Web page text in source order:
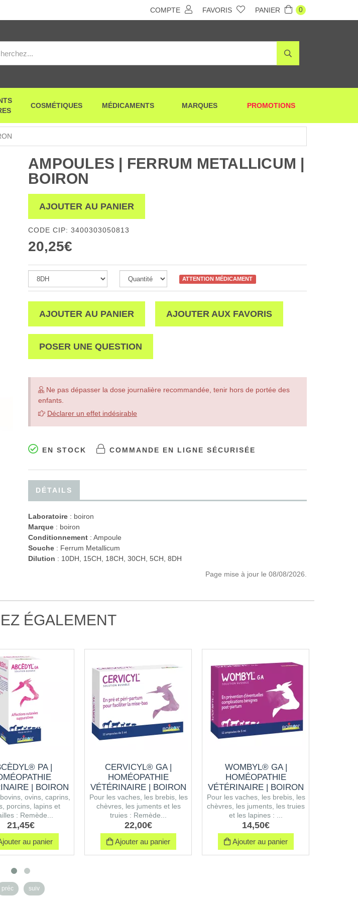
COMPTE FAVORIS PANIER 0
COSMÉTIQUES MÉDICAMENTS MARQUES PROMOTIONS
AMPOULES | FERRUM METALLICUM |
BOIRON
AJOUTER AU PANIER
CODE CIP: 3400303050813
20,25€
ATTENTION MÉDICAMENT
AJOUTER AU PANIER AJOUTER AUX FAVORIS
POSER UNE QUESTION
Ne pas dépasser la dose journalière recommandée, tenir hors de portée des
enfants.
Déclarer un effet indésirable
EN STOCK COMMANDE EN LIGNE SÉCURISÉE
DÉTAILS
Laboratoire : boiron
Marque : boiron
Conditionnement : Ampoule
Souche : Ferrum Metallicum
Dilution : 10DH, 15CH, 18CH, 30CH, 5CH, 8DH
Page mise à jour le 08/08/2026.
ÉGALEMENT
PA |
| BOIRON
ovins, caprins,
porcins, lapins et
: Remède...
21,45€
au panier
CERVICYL® GA |
HOMÉOPATHIE
VÉTÉRINAIRE | BOIRON
Pour les vaches, les brebis, les
chèvres, les juments et les
truies : Remède...
22,00€
Ajouter au panier
WOMBYL® GA |
HOMÉOPATHIE
VÉTÉRINAIRE | BOIRON
Pour les vaches, les brebis, les
chèvres, les juments, les truies
et les lapines : ...
14,50€
Ajouter au panier
préc suiv